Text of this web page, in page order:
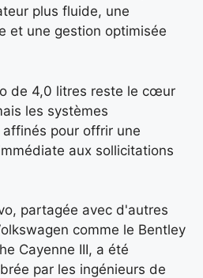
plus fluide, une
et une gestion optimisée
de 4,0 litres reste le cœur
les systèmes
pour offrir une
aux sollicitations
partagée avec d'autres
comme le Bentley
Cayenne III, a été
par les ingénieurs de